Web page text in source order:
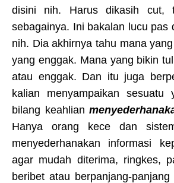
disini nih. Harus dikasih cut,
sebagainya. Ini bakalan lucu pas
nih. Dia akhirnya tahu mana
yang enggak. Mana yang bikin
atau enggak. Dan itu juga
kalian menyampaikan sesuatu
bilang keahlian
Hanya orang kece dan
menyederhanakan informasi
agar mudah diterima, ringkes,
beribet atau berpanjang-